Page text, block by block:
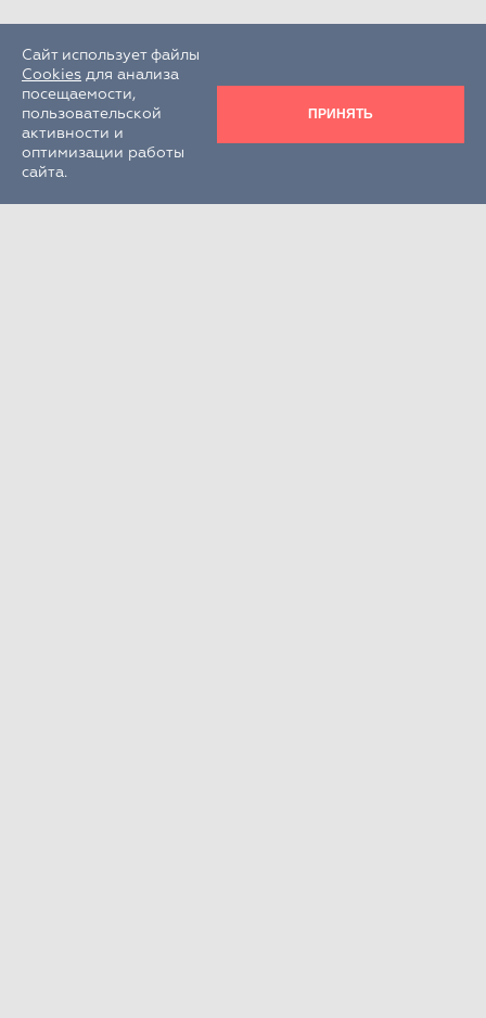
Сайт использует файлы
Cookies для анализа
посещаемости,
пользовательской
активности и
оптимизации работы
сайта.
ПРИНЯТЬ